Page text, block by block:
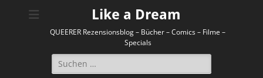
Like a Dream
QUEERER Rezensionsblog – Bücher – Comics – Filme –
Specials
Suchen
nach: